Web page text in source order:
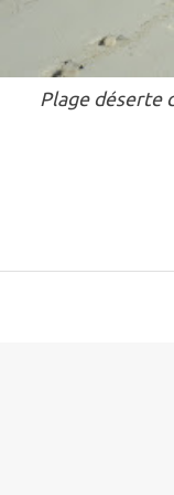
Plage déserte